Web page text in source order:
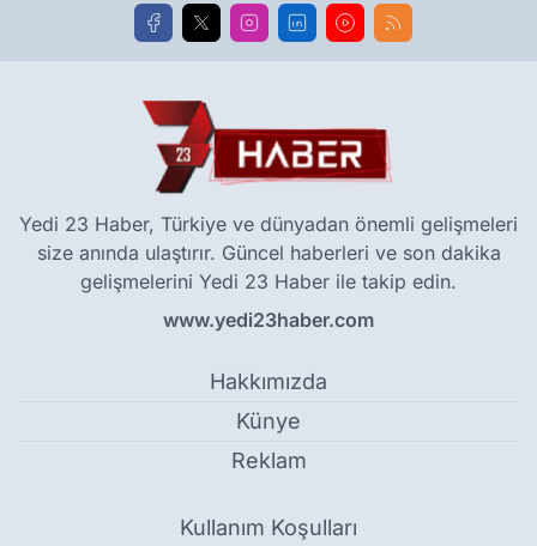
Yedi 23 Haber, Türkiye ve dünyadan önemli gelişmeleri
size anında ulaştırır. Güncel haberleri ve son dakika
gelişmelerini Yedi 23 Haber ile takip edin.
www.yedi23haber.com
Hakkımızda
Künye
Reklam
Kullanım Koşulları